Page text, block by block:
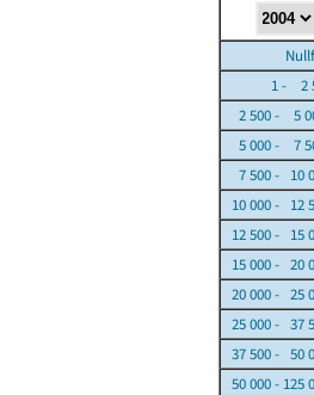
1 - 2
2 500 - 5
5 000 - 7
7 500 - 10
10 000 - 12
12 500 - 15
15 000 - 20
20 000 - 25
25 000 - 37
37 500 - 50
50 000 - 125